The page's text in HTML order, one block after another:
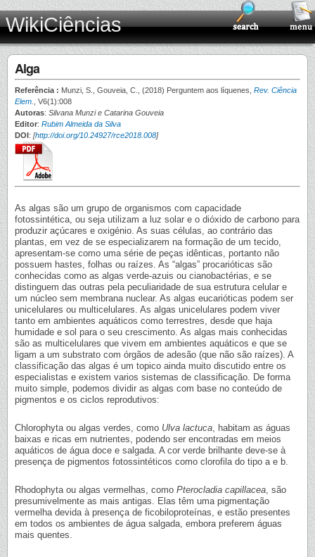
WikiCiências
Alga
Referência : Munzi, S., Gouveia, C., (2018) Perguntem aos líquenes, Rev. Ciência
Elem.
, V6(1):008
Autoras: Silvana Munzi e Catarina Gouveia
Editor: Rubim Almeida da Silva
DOI: [http://doi.org/10.24927/rce2018.008]
As algas são um grupo de organismos com capacidade
fotossintética, ou seja utilizam a luz solar e o dióxido de carbono para
produzir açúcares e oxigénio. As suas células, ao contrário das
plantas, em vez de se especializarem na formação de um tecido,
apresentam-se como uma série de peças idênticas, portanto não
possuem hastes, folhas ou raízes. As “algas” procarióticas são
conhecidas como as algas verde-azuis ou cianobactérias, e se
distinguem das outras pela peculiaridade de sua estrutura celular e
um núcleo sem membrana nuclear. As algas eucarióticas podem ser
unicelulares ou multicelulares. As algas unicelulares podem viver
tanto em ambientes aquáticos como terrestres, desde que haja
humidade e sol para o seu crescimento. As algas mais conhecidas
são as multicelulares que vivem em ambientes aquáticos e que se
ligam a um substrato com órgãos de adesão (que não são raízes). A
classificação das algas é um topico ainda muito discutido entre os
especialistas e existem varios sistemas de classificação. De forma
muito simple, podemos dividir as algas com base no conteúdo de
pigmentos e os ciclos reprodutivos:
Chlorophyta ou algas verdes, como Ulva lactuca, habitam as águas
baixas e ricas em nutrientes, podendo ser encontradas em meios
aquáticos de água doce e salgada. A cor verde brilhante deve-se à
presença de pigmentos fotossintéticos como clorofila do tipo a e b.
Rhodophyta ou algas vermelhas, como Pterocladia capillacea, são
presumivelmente as mais antigas. Elas têm uma pigmentação
vermelha devida à presença de ficobiloproteínas, e estão presentes
em todos os ambientes de água salgada, embora preferem águas
mais quentes.